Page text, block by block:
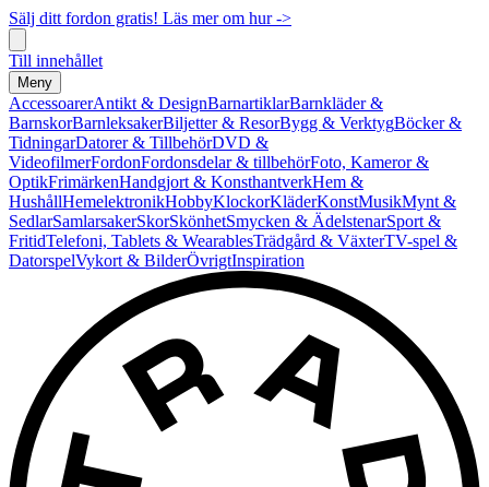
Sälj ditt fordon gratis! Läs mer om hur ->
Till innehållet
Meny
AccessoarerAntikt & DesignBarnartiklarBarnkläder &
BarnskorBarnleksakerBiljetter & ResorBygg & VerktygBöcker &
TidningarDatorer & TillbehörDVD &
VideofilmerFordonFordonsdelar & tillbehörFoto, Kameror &
OptikFrimärkenHandgjort & KonsthantverkHem &
HushållHemelektronikHobbyKlockorKläderKonstMusikMynt &
SedlarSamlarsakerSkorSkönhetSmycken & ÄdelstenarSport &
FritidTelefoni, Tablets & WearablesTrädgård & VäxterTV-spel &
DatorspelVykort & BilderÖvrigtInspiration